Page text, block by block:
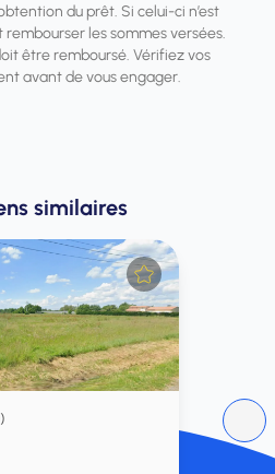
du prêt. Si celui-ci n’est
les sommes versées.
être remboursé. Vérifiez vos
avant de vous engager.
similaires